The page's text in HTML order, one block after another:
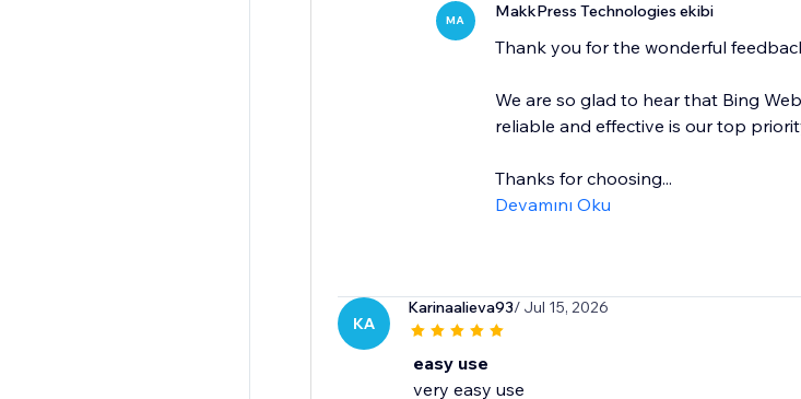
MA MakkPress Technologies ekibi
Thank you for the wonderful
We are so glad to hear that Bing
reliable and effective is our top
Thanks for choosing...
Devamını Oku
KA
Karinaalieva93/ Jul 15, 2026
easy use
very easy use